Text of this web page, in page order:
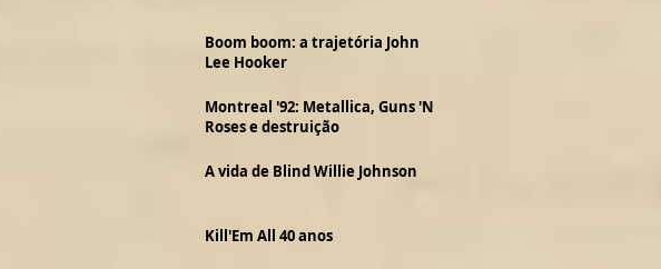
Boom boom: a trajetória John
Lee Hooker
Montreal '92: Metallica, Guns 'N
Roses e destruição
A vida de Blind Willie Johnson
Kill'Em All 40 anos